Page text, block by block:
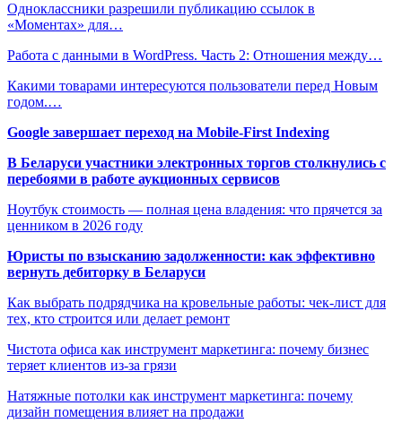
Одноклассники разрешили публикацию ссылок в
«Моментах» для…
Работа с данными в WordPress. Часть 2: Отношения между…
Какими товарами интересуются пользователи перед Новым
годом.…
Google завершает переход на Mobile-First Indexing
В Беларуси участники электронных торгов столкнулись с
перебоями в работе аукционных сервисов
Ноутбук стоимость — полная цена владения: что прячется за
ценником в 2026 году
Юристы по взысканию задолженности: как эффективно
вернуть дебиторку в Беларуси
Как выбрать подрядчика на кровельные работы: чек-лист для
тех, кто строится или делает ремонт
Чистота офиса как инструмент маркетинга: почему бизнес
теряет клиентов из-за грязи
Натяжные потолки как инструмент маркетинга: почему
дизайн помещения влияет на продажи